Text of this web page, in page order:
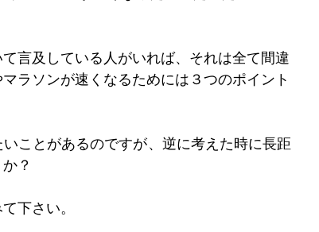
言及している人がいれば、それは全て間違
ラソンが速くなるためには３つのポイント
ことがあるのですが、逆に考えた時に長距
？
下さい。